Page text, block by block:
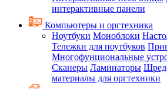
интерактивные панели
Компьютеры и оргтехника
Ноутбуки Моноблоки
Тележки для ноутбуков
Многофунциональные
Сканеры Ламинаторы
материалы для оргтехники